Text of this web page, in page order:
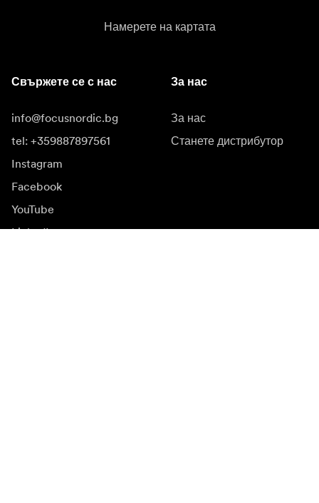
Намерете на картата
Свържете се с нас
info@focusnordic.bg
tel: +359887897561
Instagram
Facebook
YouTube
LinkedIn
За нас
За нас
Станете дистрибутор